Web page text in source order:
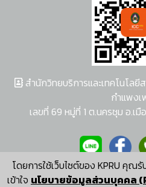
โดยการใช้เว็บไซต์ของ KPRU คุณ
เข้าใจ นโยบายข้อมูลส่วนบุคคล
สำนักวิทยบริการและเทคโนโลยี
กำแพงเ
เลขที่ 69 หมู่ที่ 1 ต.นครชุม อ.เ
ผู้พัฒนาระบบ อ